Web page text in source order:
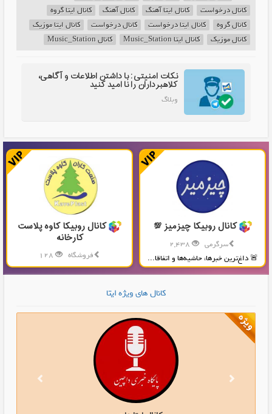
کانال درخواست
کانال ایتا آهنگ کانال آهنگ
کانال ایتا گروه
کانال گروه
کانال ایتا درخواست کانال درخواست
کانال ایتا موزیک
کانال موزیک
کانال ایتا Music_Station کانال Music_Station
نکات امنیتی: با داشتن اطلاعات و آگاهی،
کلاهبرداران را نا امید کنید
وبلاگ
کانال روبیکا چیزمیز 💯
سرگرمی
🚨 داغ‌ترین خبرها، حاشیه‌ها و اتفاقا...
کانال روبیکا کاوه پلاست
کارخانه
فروشگاه
تولید و پخش محصولات پلاستیکی...
کانال های ویژه ایتا